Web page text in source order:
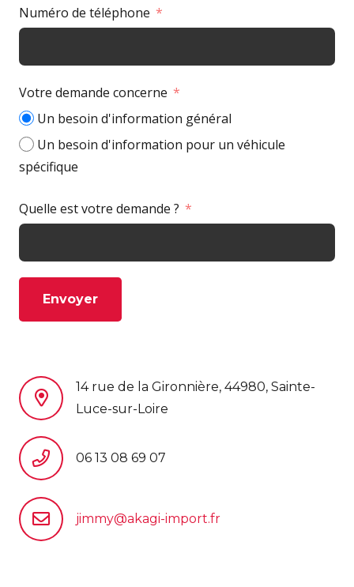
Numéro de téléphone
Votre demande concerne
Un besoin d'information général
Un besoin d'information pour un véhicule
spécifique
Quelle est votre demande ?
Envoyer
14 rue de la Gironnière, 44980, Sainte-
Luce-sur-Loire
06 13 08 69 07
jimmy@akagi-import.fr